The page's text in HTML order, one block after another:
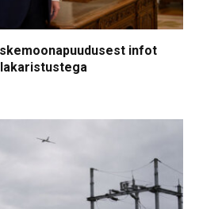
infot